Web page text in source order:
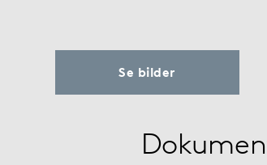
Se bilder